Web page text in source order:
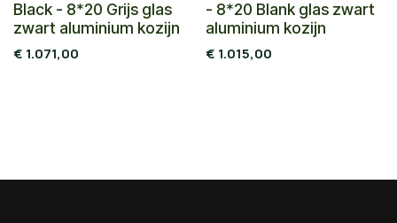
Black - 8*20 Grijs glas
zwart aluminium kozijn
€ 1.071,00
- 8*20 Blank glas zwart
aluminium kozijn
€ 1.015,00